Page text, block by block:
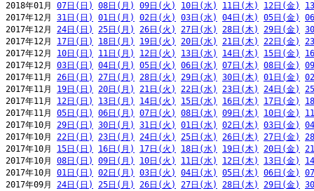
2018年01月 07日(日) 08日(月) 09日(火) 10日(水) 11日(木) 12日(金)
2017年12月 31日(日) 01日(月) 02日(火) 03日(水) 04日(木) 05日(金)
2017年12月 24日(日) 25日(月) 26日(火) 27日(水) 28日(木) 29日(金)
2017年12月 17日(日) 18日(月) 19日(火) 20日(水) 21日(木) 22日(金)
2017年12月 10日(日) 11日(月) 12日(火) 13日(水) 14日(木) 15日(金)
2017年12月 03日(日) 04日(月) 05日(火) 06日(水) 07日(木) 08日(金)
2017年11月 26日(日) 27日(月) 28日(火) 29日(水) 30日(木) 01日(金)
2017年11月 19日(日) 20日(月) 21日(火) 22日(水) 23日(木) 24日(金)
2017年11月 12日(日) 13日(月) 14日(火) 15日(水) 16日(木) 17日(金)
2017年11月 05日(日) 06日(月) 07日(火) 08日(水) 09日(木) 10日(金)
2017年10月 29日(日) 30日(月) 31日(火) 01日(水) 02日(木) 03日(金)
2017年10月 22日(日) 23日(月) 24日(火) 25日(水) 26日(木) 27日(金)
2017年10月 15日(日) 16日(月) 17日(火) 18日(水) 19日(木) 20日(金)
2017年10月 08日(日) 09日(月) 10日(火) 11日(水) 12日(木) 13日(金)
2017年10月 01日(日) 02日(月) 03日(火) 04日(水) 05日(木) 06日(金)
2017年09月 24日(日) 25日(月) 26日(火) 27日(水) 28日(木) 29日(金)